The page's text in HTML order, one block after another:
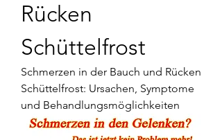
Rücken
Schüttelfrost
Schmerzen in der Bauch und Rücken
Schüttelfrost: Ursachen, Symptome
und Behandlungsmöglichkeiten